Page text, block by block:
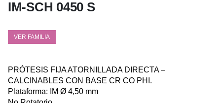
IM-SCH 0450 S
VER FAMILIA
PRÓTESIS FIJA ATORNILLADA DIRECTA –
CALCINABLES CON BASE CR CO PHI.
Plataforma: IM Ø 4,50 mm